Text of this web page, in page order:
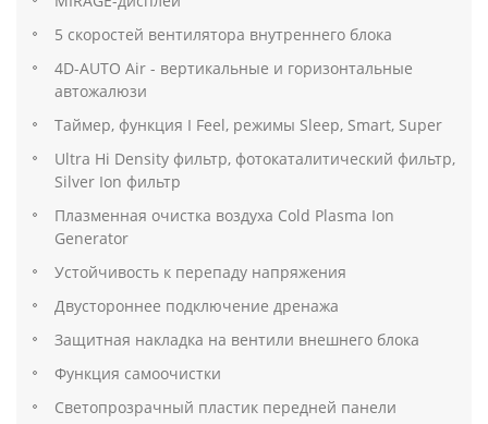
5 скоростей вентилятора внутреннего блока
4D-AUTO Air - вертикальные и горизонтальные
автожалюзи
Таймер, функция I Feel, режимы Sleep, Smart, Super
Ultra Hi Density фильтр, фотокаталитический фильтр,
Silver Ion фильтр
Плазменная очистка воздуха Cold Plasma Ion
Generator
Устойчивость к перепаду напряжения
Двустороннее подключение дренажа
Защитная накладка на вентили внешнего блока
Функция самоочистки
Светопрозрачный пластик передней панели